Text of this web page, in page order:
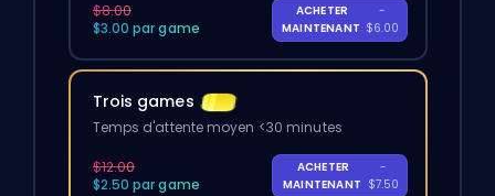
$8.00
$3.00 par game
ACHETER
MAINTENANT
-
$6.00
Trois games
Temps d'attente moyen <30 minutes
$12.00
$2.50 par game
ACHETER
MAINTENANT
-
$7.50